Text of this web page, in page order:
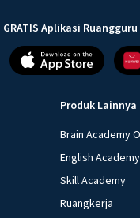
GRATIS Aplikasi Ruangguru
Produk Lainnya
Brain Academy
English Academy
Skill Academy
Ruangkerja